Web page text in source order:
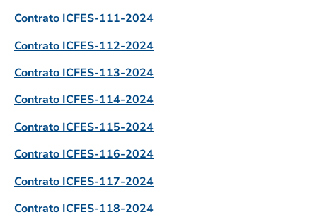
Contrato ICFES-111-2024
Contrato ICFES-112-2024
Contrato ICFES-113-2024
Contrato ICFES-114-2024
Contrato ICFES-115-2024
Contrato ICFES-116-2024
Contrato ICFES-117-2024
Contrato ICFES-118-2024